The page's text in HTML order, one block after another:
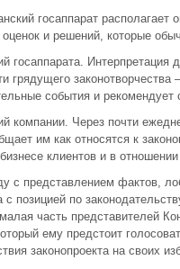
госаппарат
и решений, которые
госаппарата.
грядущего
события и
компании. Через почти
им как относятся к
клиентов и в отношении
с представлением фактов,
с позицией по
часть представителей
ему предстоит
законопроекта на своих